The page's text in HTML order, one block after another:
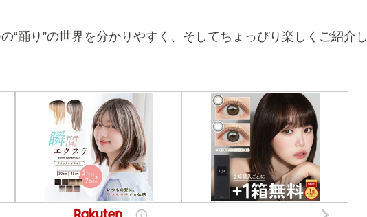
“踊り”の世界を分かりやすく、そしてちょっぴり楽しくご紹介し